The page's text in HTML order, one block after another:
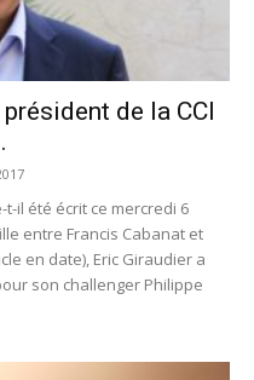
de la CCI
t-il été écrit ce mercredi 6
entre Francis Cabanat et
en date), Eric Giraudier a
son challenger Philippe